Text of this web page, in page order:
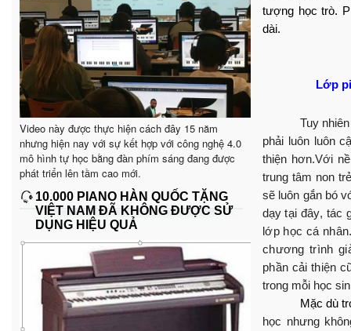
Video này được thực hiện cách đây 15 năm
nhưng hiện nay với sự kết hợp với công nghệ 4.0
mô hình tự học bằng đàn phím sáng đang được
phát triển lên tầm cao mới.
10.000 PIANO HÀN QUỐC TẶNG
VIỆT NAM ĐÃ KHÔNG ĐƯỢC SỬ
DỤNG HIỆU QUẢ
tượng học trò.
dài.
Lớp
Tuy
phải luôn luôn
thiện hơn.Với
trung tâm non
sẽ luôn gắn bó
dạytại đây, tác
lớp học cá
chương trình
phần cải thiện
trong mỗi học
Mặc dù
học nhưng